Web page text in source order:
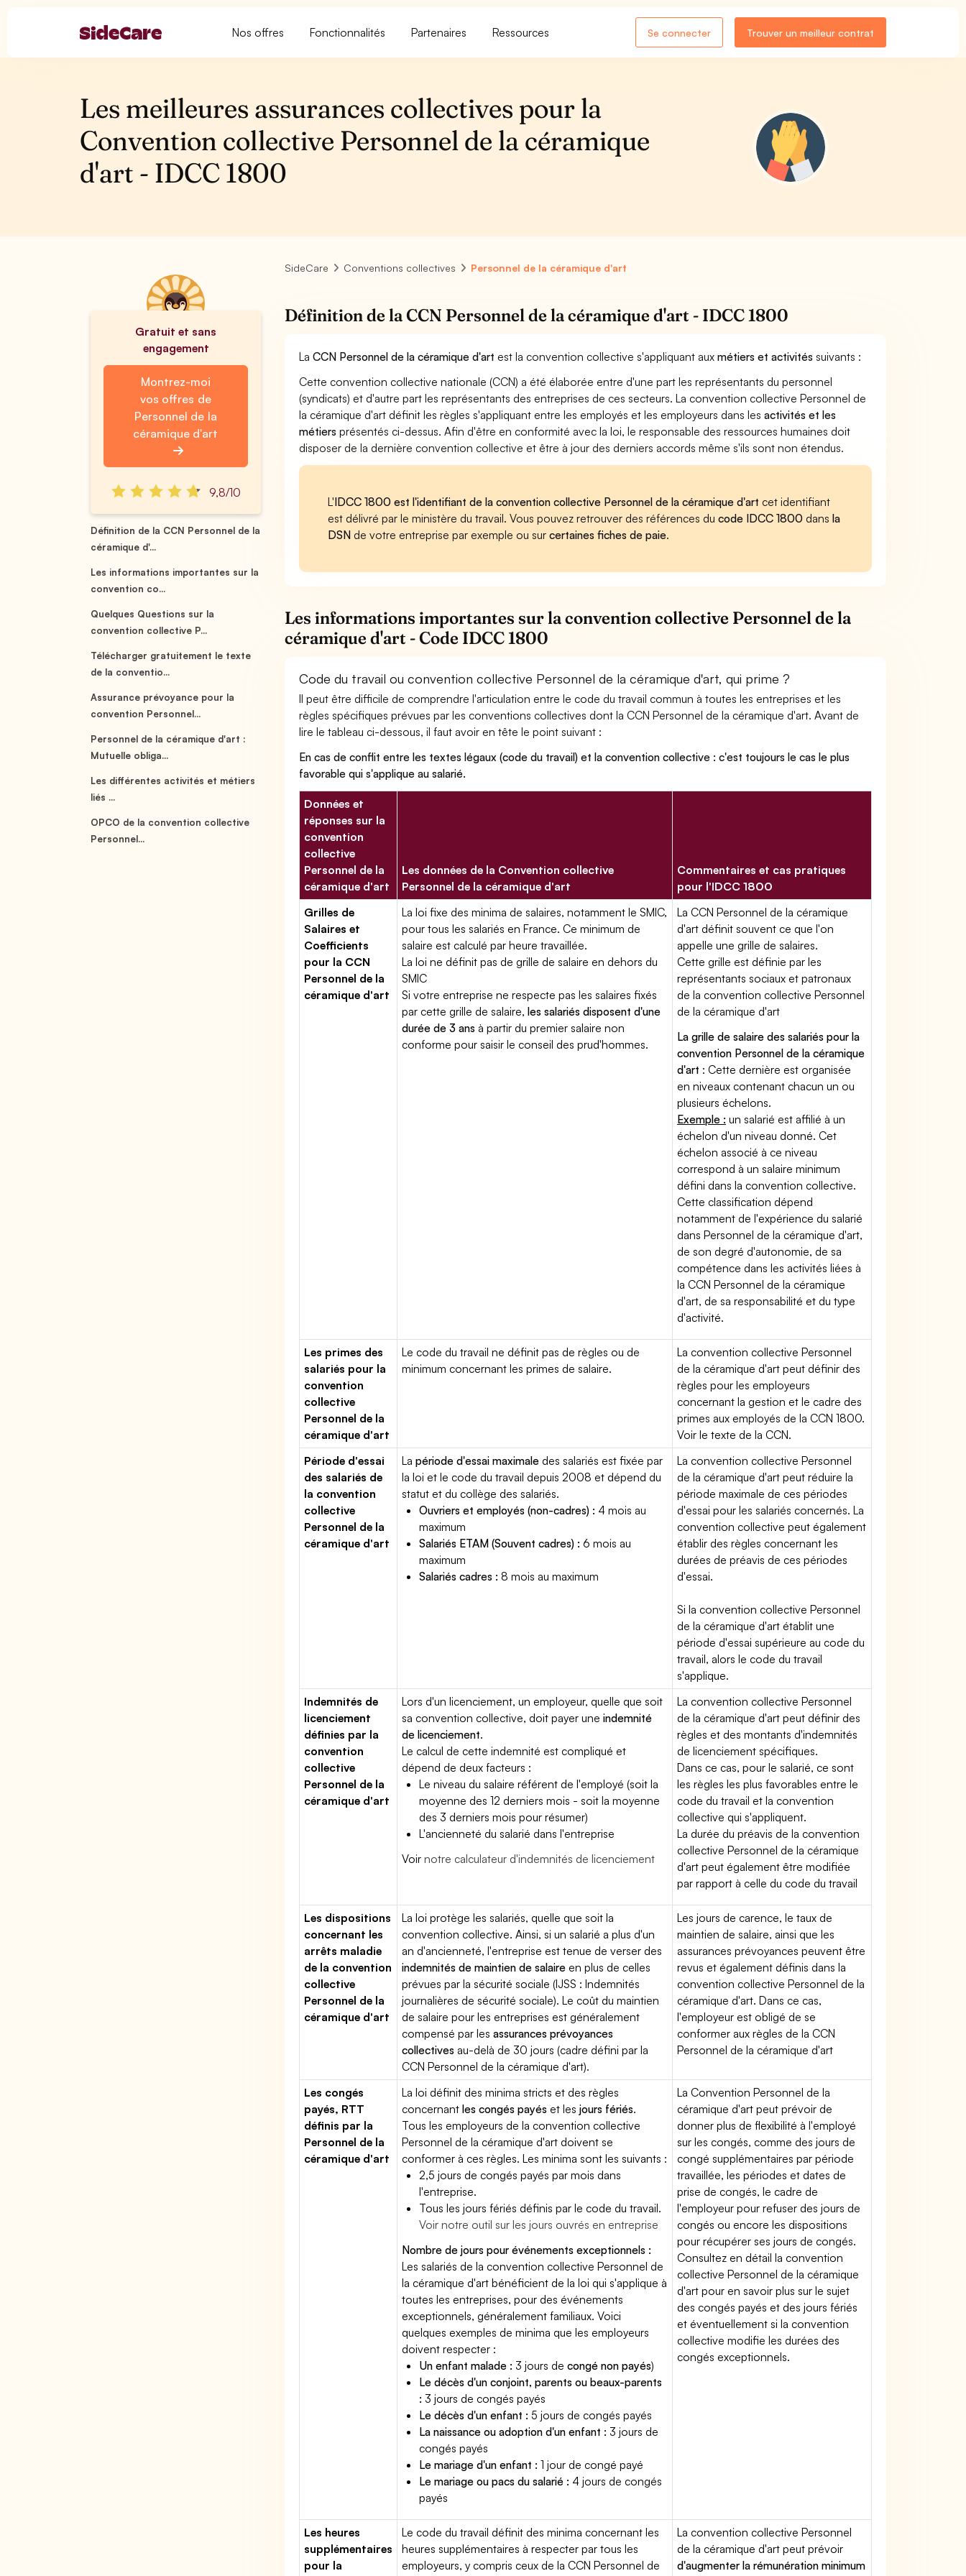
Nos offres Fonctionnalités Partenaires Ressources Se connecter Trouver un meilleur contrat
Les meilleures assurances collectives pour la
Convention collective Personnel de la céramique
d'art - IDCC 1800
Gratuit et sans
engagement
Montrez-moi
vos offres de
Personnel de la
céramique d'art
9,8/10
Définition de la CCN Personnel de la
céramique d'...
Les informations importantes sur la
convention co...
Quelques Questions sur la
convention collective P...
Télécharger gratuitement le texte
de la conventio...
Assurance prévoyance pour la
convention Personnel...
Personnel de la céramique d'art :
Mutuelle obliga...
Les différentes activités et métiers
liés ...
OPCO de la convention collective
Personnel...
SideCare Conventions collectives Personnel de la céramique d'art
Définition de la CCN Personnel de la céramique d'art - IDCC 1800
LaCCN Personnel de la céramique d'art est la convention collective s'appliquant auxmétiers et activités suivants :
Cette convention collective nationale (CCN) a été élaborée entre d'une part les représentants du personnel
(syndicats) et d'autre part les représentants des entreprises de ces secteurs. La convention collective Personnel de
la céramique d'art définit les règles s'appliquant entre les employés et les employeurs dans lesactivités et les
métiers présentés ci-dessus. Afin d'être en conformité avec la loi, le responsable des ressources humaines doit
disposer de la dernière convention collective et être à jour des derniers accords même s'ils sont non étendus.
L'IDCC 1800 est l'identifiant de la convention collective Personnel de la céramique d'art cet identifiant
est délivré par le ministère du travail. Vous pouvez retrouver des références ducode IDCC 1800 dansla
DSN de votre entreprise par exemple ou surcertaines fiches de paie.
Les informations importantes sur la convention collective Personnel de la
céramique d'art - Code IDCC 1800
Code du travail ou convention collective Personnel de la céramique d'art, qui prime ?
Il peut être difficile de comprendre l'articulation entre le code du travail commun à toutes les entreprises et les
règles spécifiques prévues par les conventions collectives dont la CCN Personnel de la céramique d'art. Avant de
lire le tableau ci-dessous, il faut avoir en tête le point suivant :
En cas de conflit entre les textes légaux (code du travail) et la convention collective : c'est toujours le cas le plus
favorable qui s'applique au salarié.
Données et
réponses sur la
convention
collective
Personnel de la
céramique d'art
Les données de la Convention collective
Personnel de la céramique d'art
Commentaires et cas pratiques
pour l'IDCC 1800
Grilles de
Salaires et
Coefficients
pour la CCN
Personnel de la
céramique d'art
La loi fixe des minima de salaires, notamment le SMIC,
pour tous les salariés en France. Ce minimum de
salaire est calculé par heure travaillée.
La loi ne définit pas de grille de salaire en dehors du
SMIC
Si votre entreprise ne respecte pas les salaires fixés
par cette grille de salaire,les salariés disposent d'une
durée de 3 ans à partir du premier salaire non
conforme pour saisir le conseil des prud'hommes.
La CCN Personnel de la céramique
d'art définit souvent ce que l'on
appelle une grille de salaires.
Cette grille est définie par les
représentants sociaux et patronaux
de la convention collective Personnel
de la céramique d'art
La grille de salaire des salariés pour la
convention Personnel de la céramique
d'art : Cette dernière est organisée
en niveaux contenant chacun un ou
plusieurs échelons.
Exemple : un salarié est affilié à un
échelon d'un niveau donné. Cet
échelon associé à ce niveau
correspond à un salaire minimum
défini dans la convention collective.
Cette classification dépend
notamment de l'expérience du salarié
dans Personnel de la céramique d'art,
de son degré d'autonomie, de sa
compétence dans les activités liées à
la CCN Personnel de la céramique
d'art, de sa responsabilité et du type
d'activité.
Les primes des
salariés pour la
convention
collective
Personnel de la
céramique d'art
Le code du travail ne définit pas de règles ou de
minimum concernant les primes de salaire.
La convention collective Personnel
de la céramique d'art peut définir des
règles pour les employeurs
concernant la gestion et le cadre des
primes aux employés de la CCN 1800.
Voir le texte de la CCN.
Période d'essai
des salariés de
la convention
collective
Personnel de la
céramique d'art
Lapériode d'essai maximale des salariés est fixée par
la loi et le code du travail depuis 2008 et dépend du
statut et du collège des salariés.
Ouvriers et employés (non-cadres) : 4 mois au
maximum
Salariés ETAM (Souvent cadres) : 6 mois au
maximum
Salariés cadres : 8 mois au maximum
La convention collective Personnel
de la céramique d'art peut réduire la
période maximale de ces périodes
d'essai pour les salariés concernés. La
convention collective peut également
établir des règles concernant les
durées de préavis de ces périodes
d'essai.
Si la convention collective Personnel
de la céramique d'art établit une
période d'essai supérieure au code du
travail, alors le code du travail
s'applique.
Indemnités de
licenciement
définies par la
convention
collective
Personnel de la
céramique d'art
Lors d'un licenciement, un employeur, quelle que soit
sa convention collective, doit payer uneindemnité
de licenciement.
Le calcul de cette indemnité est compliqué et
dépend de deux facteurs :
Le niveau du salaire référent de l'employé (soit la
moyenne des 12 derniers mois - soit la moyenne
des 3 derniers mois pour résumer)
L'ancienneté du salarié dans l'entreprise
Voirnotre calculateur d'indemnités de licenciement
La convention collective Personnel
de la céramique d'art peut définir des
règles et des montants d'indemnités
de licenciement spécifiques.
Dans ce cas, pour le salarié, ce sont
les règles les plus favorables entre le
code du travail et la convention
collective qui s'appliquent.
La durée du préavis de la convention
collective Personnel de la céramique
d'art peut également être modifiée
par rapport à celle du code du travail
Les dispositions
concernant les
arrêts maladie
de la convention
collective
Personnel de la
céramique d'art
La loi protège les salariés, quelle que soit la
convention collective. Ainsi, si un salarié a plus d'un
an d'ancienneté, l'entreprise est tenue de verser des
indemnités de maintien de salaire en plus de celles
prévues par la sécurité sociale (IJSS : Indemnités
journalières de sécurité sociale). Le coût du maintien
de salaire pour les entreprises est généralement
compensé par lesassurances prévoyances
collectives au-delà de 30 jours (cadre défini par la
CCN Personnel de la céramique d'art).
Les jours de carence, le taux de
maintien de salaire, ainsi que les
assurances prévoyances peuvent être
revus et également définis dans la
convention collective Personnel de la
céramique d'art. Dans ce cas,
l'employeur est obligé de se
conformer aux règles de la CCN
Personnel de la céramique d'art
Les congés
payés, RTT
définis par la
Personnel de la
céramique d'art
La loi définit des minima stricts et des règles
concernantles congés payés et lesjours fériés.
Tous les employeurs de la convention collective
Personnel de la céramique d'art doivent se
conformer à ces règles. Les minima sont les suivants :
2,5 jours de congés payés par mois dans
l'entreprise.
Tous les jours fériés définis par le code du travail.
Voir notre outil sur les jours ouvrés en entreprise
Nombre de jours pour événements exceptionnels :
Les salariés de la convention collective Personnel de
la céramique d'art bénéficient de la loi qui s'applique à
toutes les entreprises, pour des événements
exceptionnels, généralement familiaux. Voici
quelques exemples de minima que les employeurs
doivent respecter :
Un enfant malade : 3 jours decongé non payés)
Le décès d'un conjoint, parents ou beaux-parents
: 3 jours de congés payés
Le décès d'un enfant : 5 jours de congés payés
La naissance ou adoption d'un enfant : 3 jours de
congés payés
Le mariage d'un enfant : 1 jour de congé payé
Le mariage ou pacs du salarié : 4 jours de congés
payés
La Convention Personnel de la
céramique d'art peut prévoir de
donner plus de flexibilité à l'employé
sur les congés, comme des jours de
congé supplémentaires par période
travaillée, les périodes et dates de
prise de congés, le cadre de
l'employeur pour refuser des jours de
congés ou encore les dispositions
pour récupérer ses jours de congés.
Consultez en détail la convention
collective Personnel de la céramique
d'art pour en savoir plus sur le sujet
des congés payés et des jours fériés
et éventuellement si la convention
collective modifie les durées des
congés exceptionnels.
Les heures
supplémentaires
pour la
Le code du travail définit des minima concernant les
heures supplémentaires à respecter par tous les
employeurs, y compris ceux de la CCN Personnel de
La convention collective Personnel
de la céramique d'art peut prévoir
d'augmenter la rémunération minimum